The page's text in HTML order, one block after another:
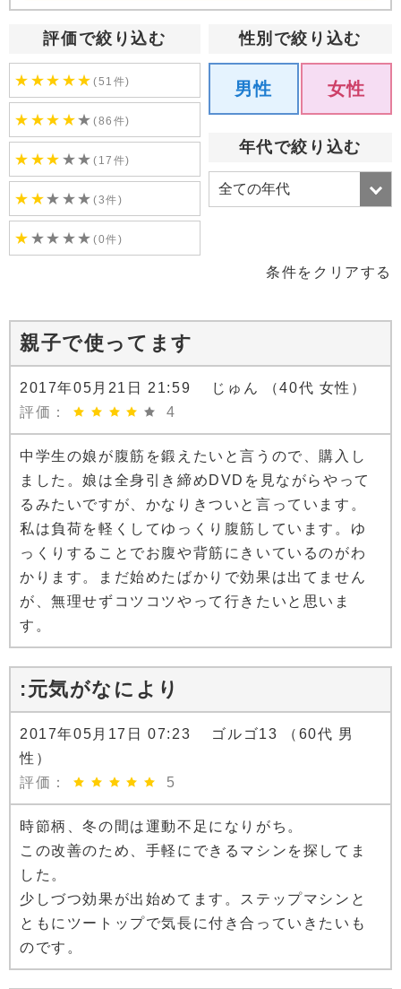
評価で絞り込む
★ ★★ ★★(51件)
★ ★★ ★★(86件)
★ ★★ ★★(17件)
★ ★★ ★★(3件)
★ ★★ ★★(0件)
性別で絞り込む
男性 女性
年代で絞り込む
条件をクリアする
親子で使ってます
2017年05月21日 21:59 じゅん （40代 女性）
評価：
4
中学生の娘が腹筋を鍛えたいと言うので、購入し
ました。娘は全身引き締めDVDを見ながらやって
るみたいですが、かなりきついと言っています。
私は負荷を軽くしてゆっくり腹筋しています。ゆ
っくりすることでお腹や背筋にきいているのがわ
かります。まだ始めたばかりで効果は出てません
が、無理せずコツコツやって行きたいと思いま
す。
:元気がなにより
2017年05月17日 07:23 ゴルゴ13 （60代 男
性）
評価：
5
時節柄、冬の間は運動不足になりがち。
この改善のため、手軽にできるマシンを探してま
した。
少しづつ効果が出始めてます。ステップマシンと
ともにツートップで気長に付き合っていきたいも
のです。